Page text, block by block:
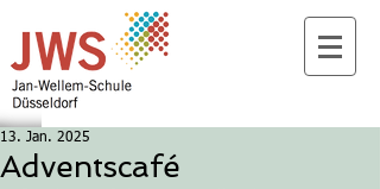
Adventscafé
13. Jan. 2025